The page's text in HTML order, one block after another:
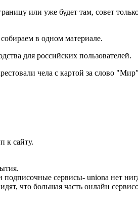
или уже будет там, совет
в одном материале.
для российских пользователей.
чела с картой за слово "Мир"
к сайту.
подписочные сервисы- uniona нет
что большая часть онлайн